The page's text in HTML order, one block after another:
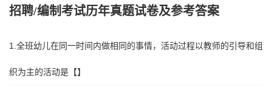
招聘/编制考试历年真题试卷及参考答案
1.全班幼儿在同一时间内做相同的事情，活动过程以教师的引导和组
织为主的活动是【】